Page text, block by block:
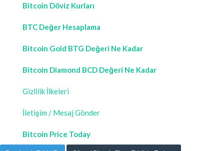
Bitcoin Döviz Kurları
BTC Değer Hesaplama
Bitcoin Gold BTG Değeri Ne Kadar
Bitcoin Diamond BCD Değeri Ne Kadar
Gizlilik İlkeleri
İletişim / Mesaj Gönder
Bitcoin Price Today